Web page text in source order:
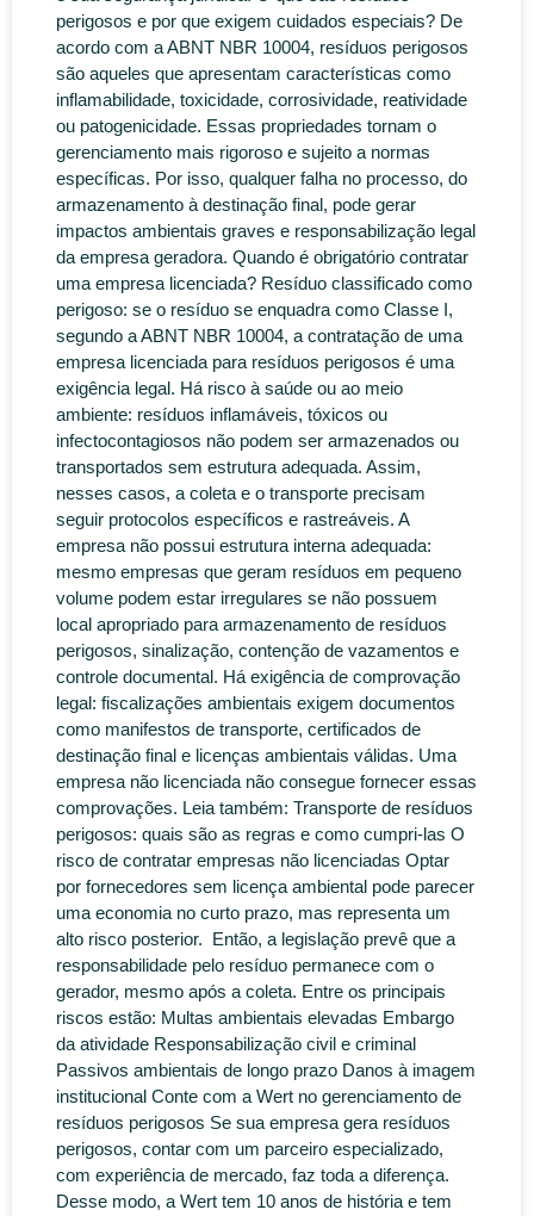
perigosos e por que exigem cuidados especiais? De
acordo com a ABNT NBR 10004, resíduos perigosos
são aqueles que apresentam características como
inflamabilidade, toxicidade, corrosividade, reatividade
ou patogenicidade. Essas propriedades tornam o
gerenciamento mais rigoroso e sujeito a normas
específicas. Por isso, qualquer falha no processo, do
armazenamento à destinação final, pode gerar
impactos ambientais graves e responsabilização legal
da empresa geradora. Quando é obrigatório contratar
uma empresa licenciada? Resíduo classificado como
perigoso: se o resíduo se enquadra como Classe I,
segundo a ABNT NBR 10004, a contratação de uma
empresa licenciada para resíduos perigosos é uma
exigência legal. Há risco à saúde ou ao meio
ambiente: resíduos inflamáveis, tóxicos ou
infectocontagiosos não podem ser armazenados ou
transportados sem estrutura adequada. Assim,
nesses casos, a coleta e o transporte precisam
seguir protocolos específicos e rastreáveis. A
empresa não possui estrutura interna adequada:
mesmo empresas que geram resíduos em pequeno
volume podem estar irregulares se não possuem
local apropriado para armazenamento de resíduos
perigosos, sinalização, contenção de vazamentos e
controle documental. Há exigência de comprovação
legal: fiscalizações ambientais exigem documentos
como manifestos de transporte, certificados de
destinação final e licenças ambientais válidas. Uma
empresa não licenciada não consegue fornecer essas
comprovações. Leia também: Transporte de resíduos
perigosos: quais são as regras e como cumpri-las O
risco de contratar empresas não licenciadas Optar
por fornecedores sem licença ambiental pode parecer
uma economia no curto prazo, mas representa um
alto risco posterior. Então, a legislação prevê que a
responsabilidade pelo resíduo permanece com o
gerador, mesmo após a coleta. Entre os principais
riscos estão: Multas ambientais elevadas Embargo
da atividade Responsabilização civil e criminal
Passivos ambientais de longo prazo Danos à imagem
institucional Conte com a Wert no gerenciamento de
resíduos perigosos Se sua empresa gera resíduos
perigosos, contar com um parceiro especializado,
com experiência de mercado, faz toda a diferença.
Desse modo, a Wert tem 10 anos de história e tem